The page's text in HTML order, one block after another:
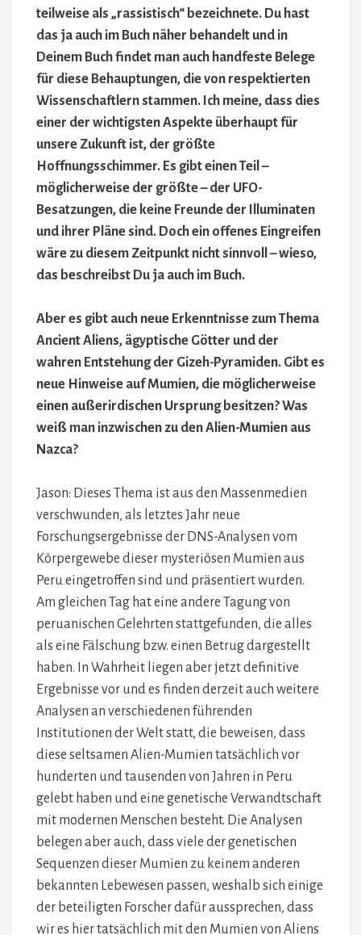
teilweise als „rassistisch“ bezeichnete. Du hast
das ja auch im Buch näher behandelt und in
Deinem Buch findet man auch handfeste Belege
für diese Behauptungen, die von respektierten
Wissenschaftlern stammen. Ich meine, dass dies
einer der wichtigsten Aspekte überhaupt für
unsere Zukunft ist, der größte
Hoffnungsschimmer. Es gibt einen Teil –
möglicherweise der größte – der UFO-
Besatzungen, die keine Freunde der Illuminaten
und ihrer Pläne sind. Doch ein offenes Eingreifen
wäre zu diesem Zeitpunkt nicht sinnvoll – wieso,
das beschreibst Du ja auch im Buch.
Aber es gibt auch neue Erkenntnisse zum Thema
Ancient Aliens, ägyptische Götter und der
wahren Entstehung der Gizeh-Pyramiden. Gibt es
neue Hinweise auf Mumien, die möglicherweise
einen außerirdischen Ursprung besitzen? Was
weiß man inzwischen zu den Alien-Mumien aus
Nazca?
Jason: Dieses Thema ist aus den Massenmedien
verschwunden, als letztes Jahr neue
Forschungsergebnisse der DNS-Analysen vom
Körpergewebe dieser mysteriösen Mumien aus
Peru eingetroffen sind und präsentiert wurden.
Am gleichen Tag hat eine andere Tagung von
peruanischen Gelehrten stattgefunden, die alles
als eine Fälschung bzw. einen Betrug dargestellt
haben. In Wahrheit liegen aber jetzt definitive
Ergebnisse vor und es finden derzeit auch weitere
Analysen an verschiedenen führenden
Institutionen der Welt statt, die beweisen, dass
diese seltsamen Alien-Mumien tatsächlich vor
hunderten und tausenden von Jahren in Peru
gelebt haben und eine genetische Verwandtschaft
mit modernen Menschen besteht. Die Analysen
belegen aber auch, dass viele der genetischen
Sequenzen dieser Mumien zu keinem anderen
bekannten Lebewesen passen, weshalb sich einige
der beteiligten Forscher dafür aussprechen, dass
wir es hier tatsächlich mit den Mumien von Aliens